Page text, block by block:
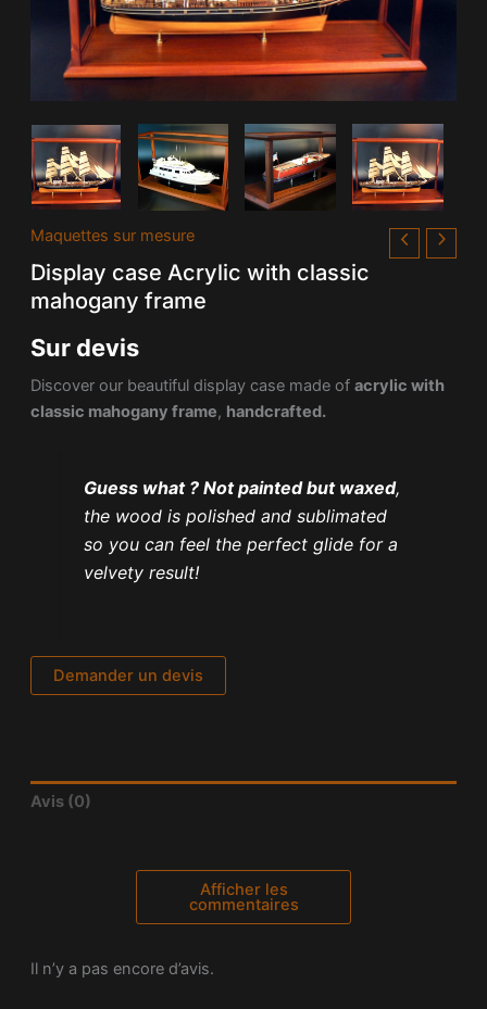
Maquettes sur mesure
Display case Acrylic with classic
mahogany frame
Sur devis
​Discover our beautiful display case made of acrylic with
classic mahogany frame, handcrafted.
Guess what ?Not painted but waxed,
the wood is polished and sublimated
so you can feel the perfect glide for a
velvety result!
Demander un devis
Avis (0)
Afficher les
commentaires
Il n’y a pas encore d’avis.